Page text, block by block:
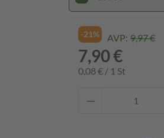
-21% AVP: 9,97 €
7,90 €
0,08 € / 1 St